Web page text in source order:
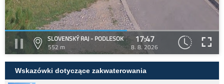
SLOVENSKÝ RAJ - PODLESOK
552 m
17:47
8. 8. 2026
Wskazówki dotyczące zakwaterowania